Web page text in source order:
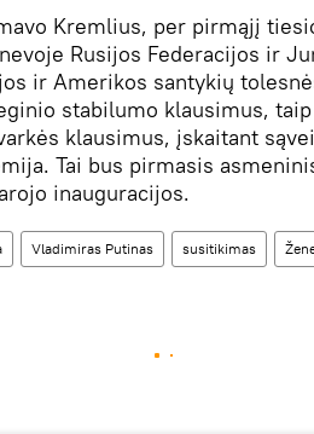
Kremlius, per pirmąjį
Rusijos Federacijos ir
ir Amerikos santykių
stabilumo klausimus,
klausimus, įskaitant
Tai bus pirmasis
inauguracijos.
Vladimiras Putinas susitikimas